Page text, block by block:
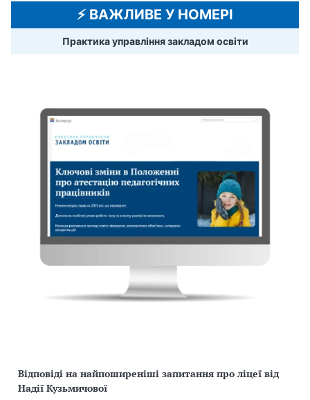
⚡️ ВАЖЛИВЕ У НОМЕРІ
Практика управління закладом освіти
Відповіді на найпоширеніші запитання про ліцеї від
Надії Кузьмичової